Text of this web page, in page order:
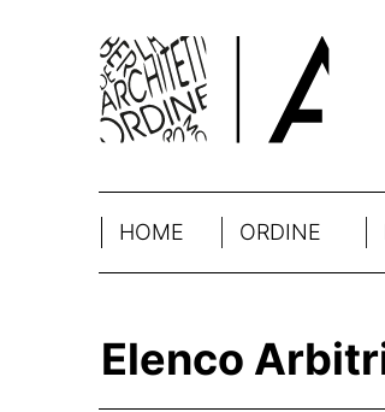
HOME ORDINE
Elenco